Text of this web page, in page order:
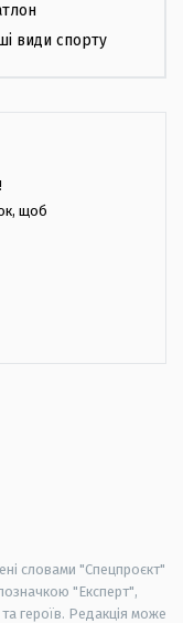
види спорту
щоб
словами "Спецпроєкт"
"Експерт",
героїв. Редакція може